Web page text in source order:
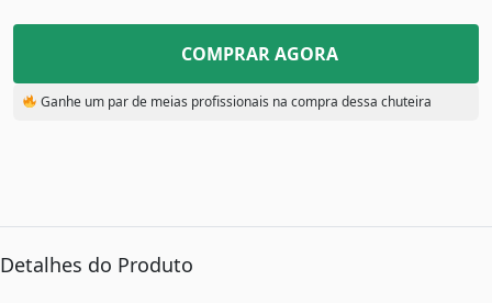
COMPRAR AGORA
Ganhe um par de meias profissionais na compra dessa chuteira
Detalhes do Produto